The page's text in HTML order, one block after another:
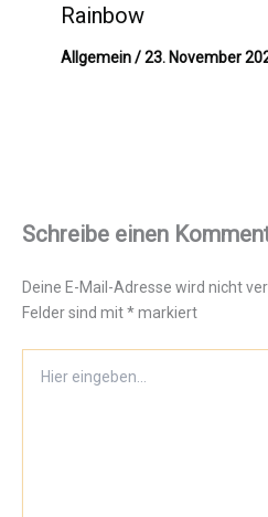
Rainbow
Allgemein/23. November
Schreibe einen
Deine E-Mail-Adresse wird nicht
Felder sind mit*markiert
eingeben…